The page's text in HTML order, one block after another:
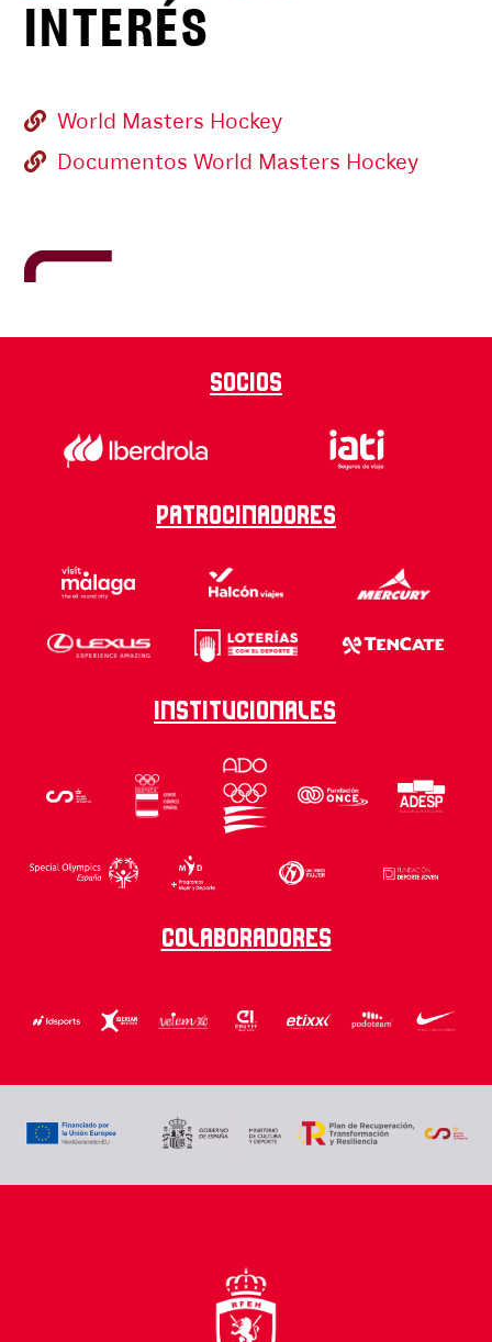
INTERÉS
World Masters Hockey
Documentos World Masters Hockey
Socios
Patrocinadores
Institucionales
Colaboradores